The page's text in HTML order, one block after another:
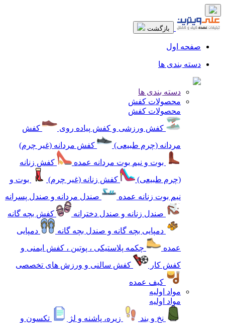
بازگشت
صفحه اول
دسته بندی ها
دسته بندی ها
محصولات کفش
محصولات کفش
کفش ورزشی و کفش پیاده روی
کفش
مردانه (چرم طبیعی)
کفش مردانه (غیر چرم)
بوت و نیم بوت مردانه عمده
کفش زنانه
(چرم طبیعی)
کفش زنانه (غیر چرم)
بوت و
نیم بوت زنانه عمده
صندل مردانه و صندل پسرانه
صندل زنانه و صندل دخترانه
کفش بچه گانه
دمپایی بچه گانه و صندل بچه گانه
دمپایی
عمده
چکمه پلاستیکی ، پوتین ، کفش ایمنی و
کفش کار
کفش سالنی و ورزش های تخصصی
کیف عمده
مواد اولیه
مواد اولیه
نخ و بند
زیره، پاشنه و لژ
تکسون و